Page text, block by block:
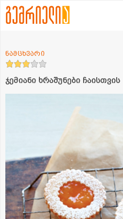
ჯემიანი ხრაშუნები ჩაისთვის
ნამცხვარი